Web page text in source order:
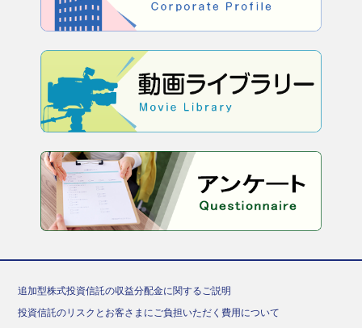
追加型株式投資信託の収益分配金に関するご説明
投資信託のリスクとお客さまにご負担いただく費用について